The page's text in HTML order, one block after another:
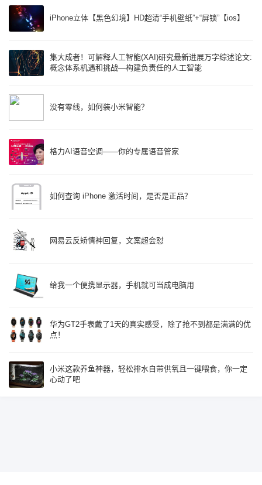
iPhone立体【黑色幻境】HD超清“手机壁纸”+“屏锁”【ios】
集大成者！可解释人工智能(XAI)研究最新进展万字综述论文:
概念体系机遇和挑战—构建负责任的人工智能
没有零线，如何装小米智能？
格力AI语音空调——你的专属语音管家
如何查询 iPhone 激活时间，是否是正品？
网易云反矫情神回复，文案超会怼
给我一个便携显示器，手机就可当成电脑用
华为GT2手表戴了1天的真实感受，除了抢不到都是满满的优
点！
小米这款养鱼神器，轻松排水自带供氧且一键喂食，你一定
心动了吧